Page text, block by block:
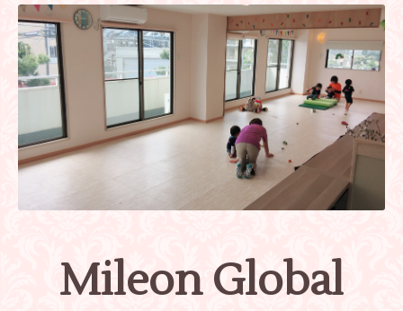
Mileon Global